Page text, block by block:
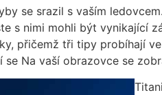
se srazil s vaším
s nimi mohli být vynikající
přičemž tři tipy probíhají
Na vaší obrazovce se